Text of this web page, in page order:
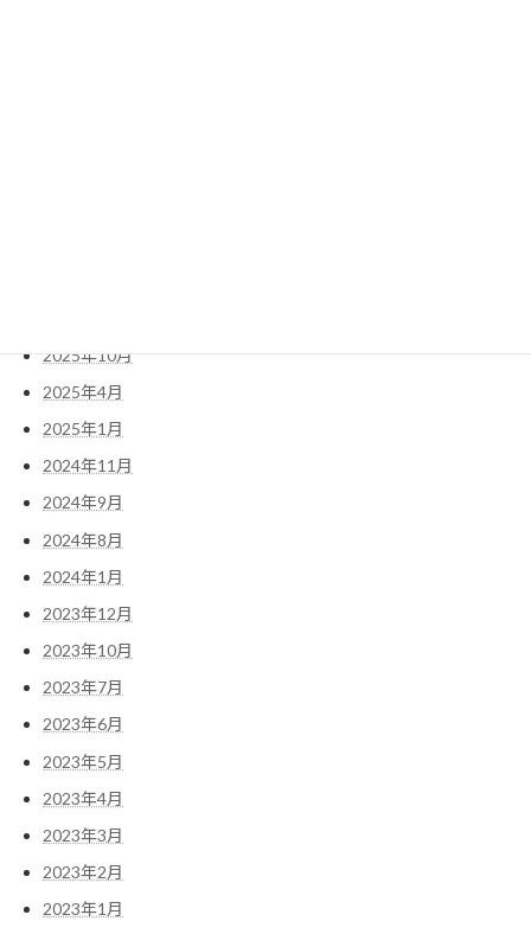
2025年10月
2025年4月
2025年1月
2024年11月
2024年9月
2024年8月
2024年1月
2023年12月
2023年10月
2023年7月
2023年6月
2023年5月
2023年4月
2023年3月
2023年2月
2023年1月